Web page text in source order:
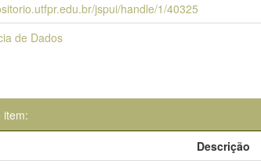
jspui/handle/1/40325
de Dados
item:
Descrição